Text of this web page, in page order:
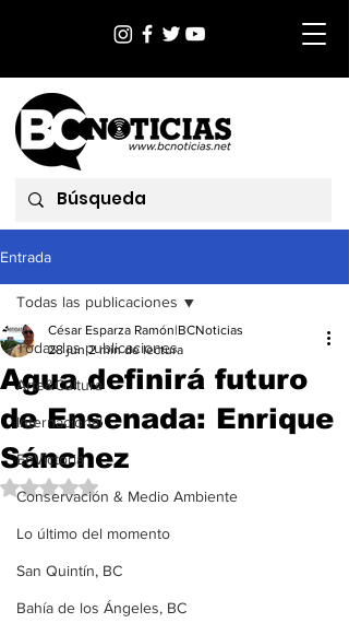
Entrada
Todas las publicaciones
Arte&Cultura
Internacional
EnVictoria
Conservación & Medio Ambiente
Lo último del momento
San Quintín, BC
Bahía de los Ángeles, BC
Todas las publicaciones
Agua definirá futuro
de Ensenada: Enrique
Sánchez
César Esparza Ramón|BCNoticias
28 jun 2 min de lectura
Obtuvo NaN de 5 estrellas.